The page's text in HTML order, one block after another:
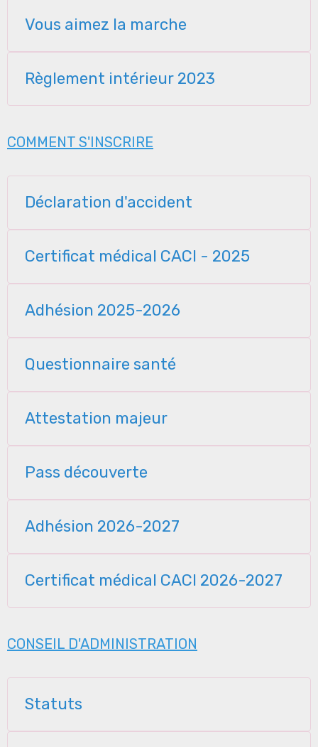
Vous aimez la marche
Règlement intérieur 2023
COMMENT S'INSCRIRE
Déclaration d'accident
Certificat médical CACI - 2025
Adhésion 2025-2026
Questionnaire santé
Attestation majeur
Pass découverte
Adhésion 2026-2027
Certificat médical CACI 2026-2027
CONSEIL D'ADMINISTRATION
Statuts